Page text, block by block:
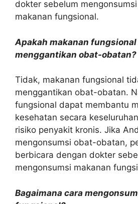
dokter sebelum
makanan fungsional.
Apakah makanan
menggantikan obat-obatan?
Tidak, makanan fungsional
menggantikan obat-obatan.
fungsional dapat membantu
kesehatan secara
risiko penyakit kronis. Jika
mengonsumsi obat-obatan,
berbicara dengan dokter
mengonsumsi makanan
Bagaimana cara